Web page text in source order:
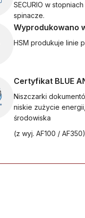
SECURIO w
spinacze.
Wyprodukowano
HSM produkuje linie
Certyfikat BLUE
Niszczarki
niskie zużycie
środowiska
(z wyj. AF100 / AF350)